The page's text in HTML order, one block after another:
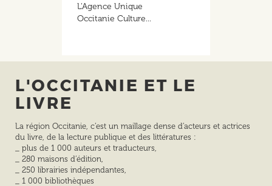
L'Agence Unique
Occitanie Culture...
L'OCCITANIE ET LE
LIVRE
La région Occitanie, c’est un maillage dense d’acteurs et actrices
du livre, de la lecture publique et des littératures :
_ plus de 1 000 auteurs et traducteurs,
_ 280 maisons d’édition,
_ 250 librairies indépendantes,
_ 1 000 bibliothèques